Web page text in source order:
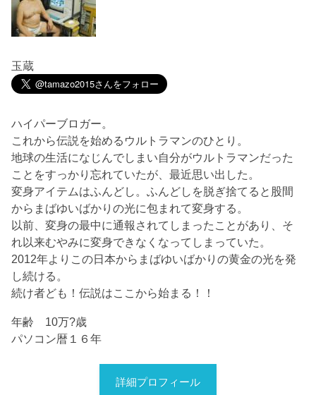
玉蔵
ハイパーブロガー。
これから伝説を始めるウルトラマンのひとり。
地球の生活になじんでしまい自分がウルトラマンだった
ことをすっかり忘れていたが、最近思い出した。
変身アイテムはふんどし。ふんどしを脱ぎ捨てると股間
からまばゆいばかりの光に包まれて変身する。
以前、変身の最中に通報されてしまったことがあり、そ
れ以来むやみに変身できなくなってしまっていた。
2012年よりこの日本からまばゆいばかりの黄金の光を発
し続ける。
続け者ども！伝説はここから始まる！！
年齢 10万?歳
パソコン暦１６年
詳細プロフィール